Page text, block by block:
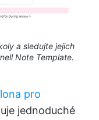
a sledujte jejich
Note Template.
pro
jednoduché